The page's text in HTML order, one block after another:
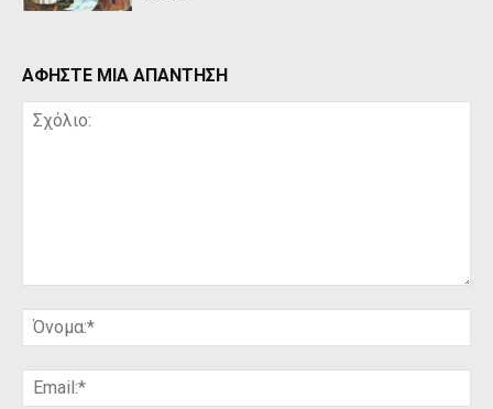
ΑΦΗΣΤΕ ΜΙΑ ΑΠΑΝΤΗΣΗ